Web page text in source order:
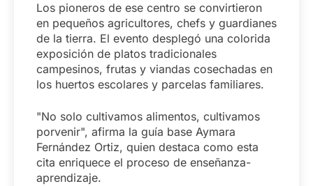
Los pioneros de ese centro se convirtieron
en pequeños agricultores, chefs y guardianes
de la tierra. El evento desplegó una colorida
exposición de platos tradicionales
campesinos, frutas y viandas cosechadas en
los huertos escolares y parcelas familiares.
"No solo cultivamos alimentos, cultivamos
porvenir", afirma la guía base Aymara
Fernández Ortiz, quien destaca como esta
cita enriquece el proceso de enseñanza-
aprendizaje.